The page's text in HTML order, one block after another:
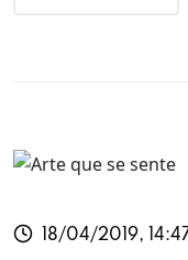
18/04/2019, 14:47